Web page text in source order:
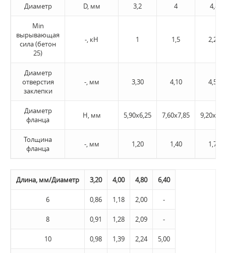
Диаметр D, мм 3,2 4 4,8
Min
вырывающая
сила (бетон
25)
-, кН 1 1,5 2,20
Диаметр
отверстия
заклепки
-, мм 3,30 4,10 4,50
Диаметр
фланца
H, мм 5,90х6,25 7,60х7,85
Толщина
фланца
-, мм 1,20 1,40 1,70
Длина, мм/Диаметр 3,20 4,00 4,80 6,40
6 0,86 1,18 2,00 -
8 0,91 1,28 2,09 -
10 0,98 1,39 2,24 5,00